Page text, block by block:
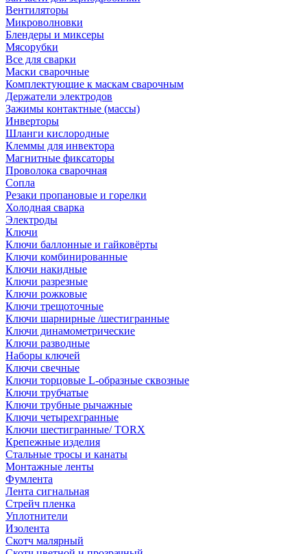
Вентиляторы
Микроволновки
Блендеры и миксеры
Мясорубки
Все для сварки
Маски сварочные
Комплектующие к маскам сварочным
Держатели электродов
Зажимы контактные (массы)
Инверторы
Шланги кислородные
Клеммы для инвектора
Магнитные фиксаторы
Проволока сварочная
Сопла
Резаки пропановые и горелки
Холодная сварка
Электроды
Ключи
Ключи баллонные и гайковёрты
Ключи комбинированные
Ключи накидные
Ключи разрезные
Ключи рожковые
Ключи трещоточные
Ключи шарнирные /шестигранные
Ключи динамометрические
Ключи разводные
Наборы ключей
Ключи свечные
Ключи торцовые L-образные сквозные
Ключи трубчатые
Ключи трубные рычажные
Ключи четырехгранные
Ключи шестигранные/ TORX
Крепежные изделия
Стальные тросы и канаты
Монтажные ленты
Фумлента
Лента сигнальная
Стрейч пленка
Уплотнители
Изолента
Скотч малярный